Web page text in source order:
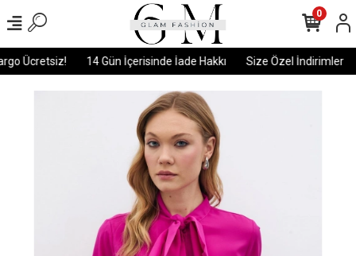
Ücretsiz! 14 Gün İçerisinde İade Hakkı Size Özel İndirimler
0